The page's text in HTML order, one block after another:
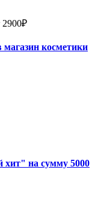
2900₽
косметики
на сумму 5000